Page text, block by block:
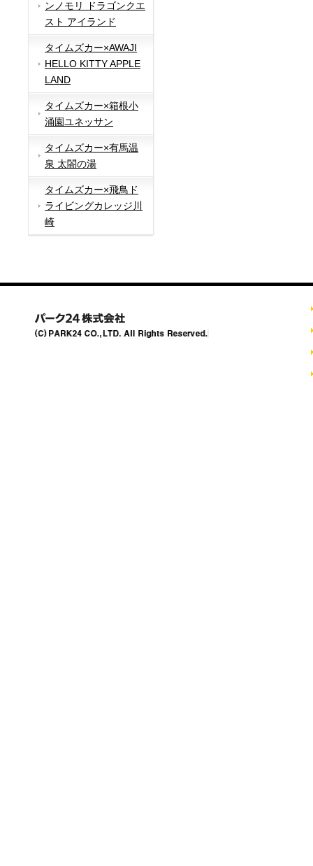
ンノモリ ドラゴンクエ
スト アイランド
タイムズカー×AWAJI
HELLO KITTY APPLE
LAND
タイムズカー×箱根小
涌園ユネッサン
タイムズカー×有馬温
泉 太閤の湯
タイムズカー×飛鳥ド
ライビングカレッジ川
崎